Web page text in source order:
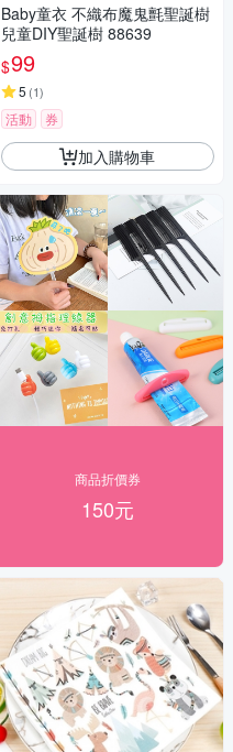
Baby童衣 不織布魔鬼氈聖誕樹
兒童DIY聖誕樹 88639
$99
5 (1)
活動 券
加入購物車
商品折價券
150元